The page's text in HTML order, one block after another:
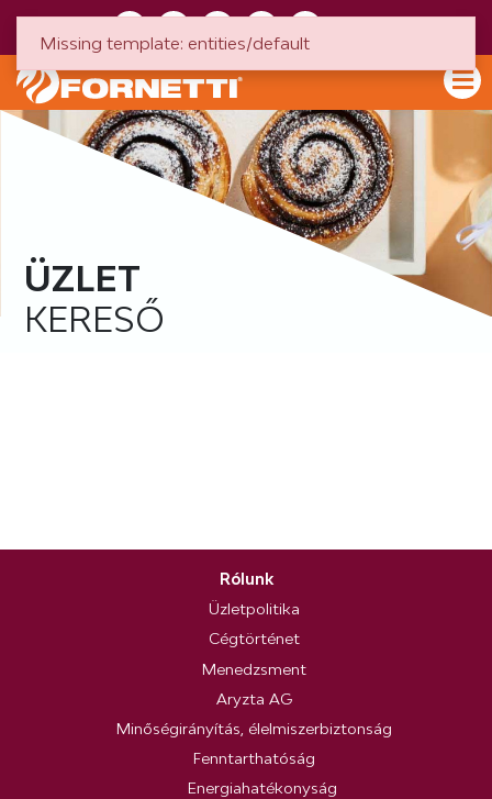
ÜZLET
KERESŐ
Rólunk
Üzletpolitika
Cégtörténet
Menedzsment
Aryzta AG
Minőségirányítás, élelmiszerbiztonság
Fenntarthatóság
Energiahatékonyság
Missing template: entities/default